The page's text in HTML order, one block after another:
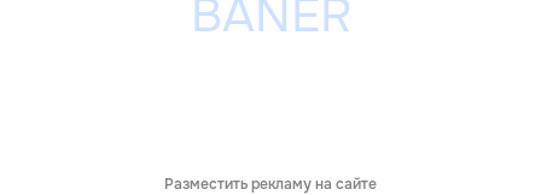
Разместить рекламу на сайте